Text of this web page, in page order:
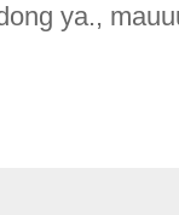
ya.,